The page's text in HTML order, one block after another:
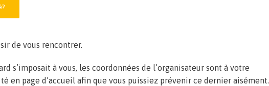
de vous rencontrer.
s’imposait à vous, les coordonnées de l’organisateur sont à votre
en page d’accueil afin que vous puissiez prévenir ce dernier aisément.